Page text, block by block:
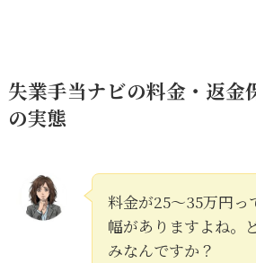
失業手当ナビの料金・返金
の実態
料金が25〜35万円っ
幅がありますよね。
みなんですか？